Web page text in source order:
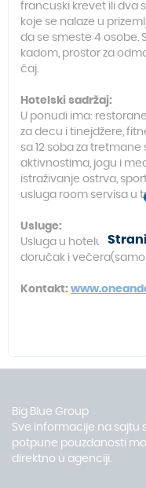
francuski krevet ili dva
koje se nalaze u
da se smeste 4 osobe.
kadom, prostor za
čaj.
Hotelski sadržaj:
U ponudi ima:
za decu i tinejdžere,
sa 12 soba za
aktivnostima, jogu i
istraživanje ostrva,
usluga room servisa u
Usluge:
Usluga u hotelu je
doručak i
Kontakt:
Big Blue Group
Sve informacije na sajtu
potpune pouzdanosti
direktno u agenciji.